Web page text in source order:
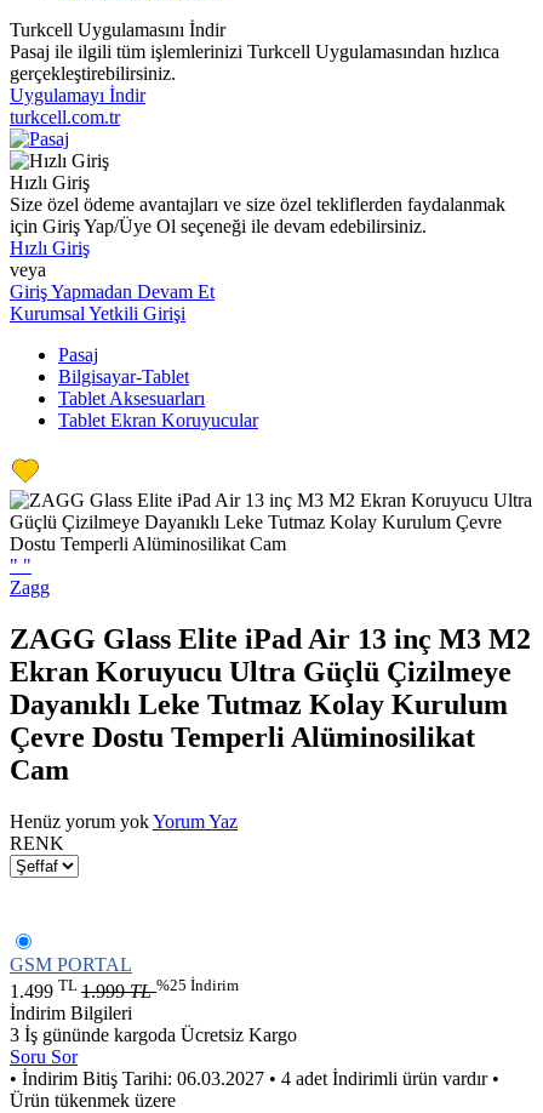
Turkcell Uygulamasını İndir
Pasaj ile ilgili tüm işlemlerinizi Turkcell Uygulamasından hızlıca
gerçekleştirebilirsiniz.
Uygulamayı İndir
turkcell.com.tr
Hızlı Giriş
Size özel ödeme avantajları ve size özel tekliflerden faydalanmak
için Giriş Yap/Üye Ol seçeneği ile devam edebilirsiniz.
Hızlı Giriş
veya
Giriş Yapmadan Devam Et
Kurumsal Yetkili Girişi
Pasaj
Bilgisayar-Tablet
Tablet Aksesuarları
Tablet Ekran Koruyucular
" "
Zagg
ZAGG Glass Elite iPad Air 13 inç M3 M2
Ekran Koruyucu Ultra Güçlü Çizilmeye
Dayanıklı Leke Tutmaz Kolay Kurulum
Çevre Dostu Temperli Alüminosilikat
Cam
Henüz yorum yokYorum Yaz
RENK
GSM PORTAL
1.499 TL 1.999TL%25 İndirim
İndirim Bilgileri
3 İş gününde kargoda Ücretsiz Kargo
Soru Sor
• İndirim Bitiş Tarihi: 06.03.2027 • 4 adet İndirimli ürün vardır •
Ürün tükenmek üzere